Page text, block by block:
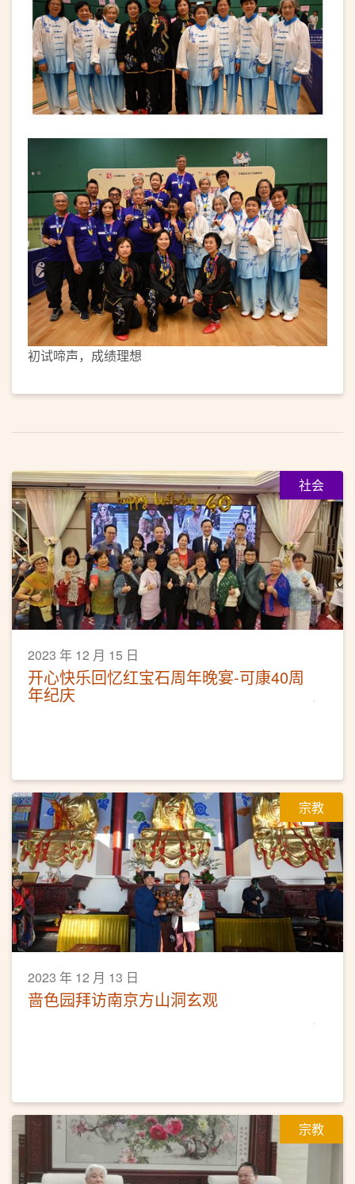
初试啼声，成绩理想
社会
2023 年 12 月 15 日
开心快乐回忆红宝石周年晚宴-可康40周
年纪庆
宗教
2023 年 12 月 13 日
啬色园拜访南京方山洞玄观
宗教